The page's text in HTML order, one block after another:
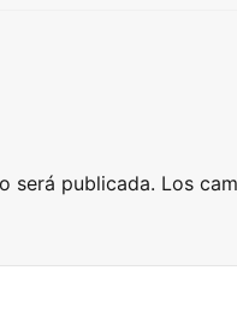
será publicada. Los